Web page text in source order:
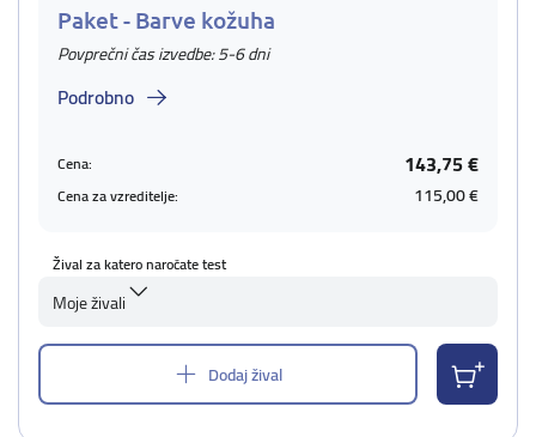
Paket - Barve kožuha
Povprečni čas izvedbe: 5-6 dni
Podrobno
Cena: 143,75 €
Cena za vzreditelje: 115,00 €
Žival za katero naročate test
Moje živali
Dodaj žival